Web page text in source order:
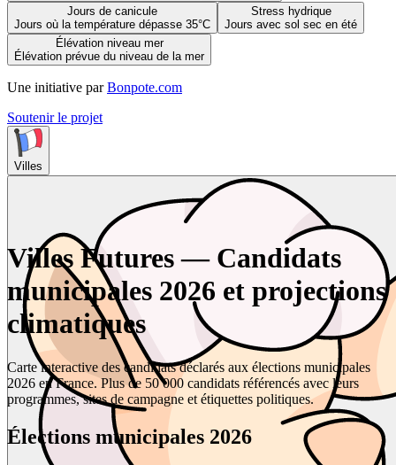
Jours de canicule
Jours où la température dépasse 35°C
Stress hydrique
Jours avec sol sec en été
Élévation niveau mer
Élévation prévue du niveau de la mer
Une initiative par Bonpote.com
Soutenir le projet
Villes
Villes Futures — Candidats
municipales 2026 et projections
climatiques
Carte interactive des candidats déclarés aux élections municipales
2026 en France. Plus de 50 000 candidats référencés avec leurs
programmes, sites de campagne et étiquettes politiques.
Élections municipales 2026